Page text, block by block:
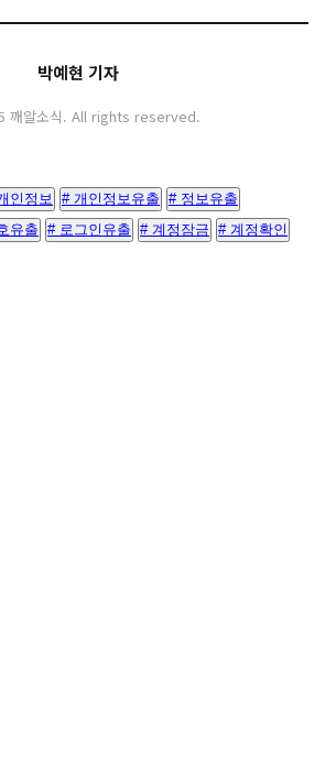
박예현 기자
깨알소식. All rights reserved.
인정보 # 개인정보유출 # 정보유출
유출 # 로그인유출 # 계정잠금 # 계정확인